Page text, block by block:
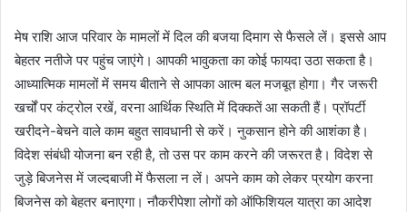
मेष राशि आज परिवार के मामलों में दिल की बजया दिमाग से फैसले लें। इससे आप
बेहतर नतीजे पर पहुंच जाएंगे। आपकी भावुकता का कोई फायदा उठा सकता है।
आध्यात्मिक मामलों में समय बीताने से आपका आत्म बल मजबूत होगा। गैर जरूरी
खर्चों पर कंट्रोल रखें, वरना आर्थिक स्थिति में दिक्कतें आ सकती हैं। प्रॉपर्टी
खरीदने-बेचने वाले काम बहुत सावधानी से करें। नुकसान होने की आशंका है।
विदेश संबंधी योजना बन रही है, तो उस पर काम करने की जरूरत है। विदेश से
जुड़े बिजनेस में जल्दबाजी में फैसला न लें। अपने काम को लेकर प्रयोग करना
बिजनेस को बेहतर बनाएगा। नौकरीपेशा लोगों को ऑफिशियल यात्रा का आदेश